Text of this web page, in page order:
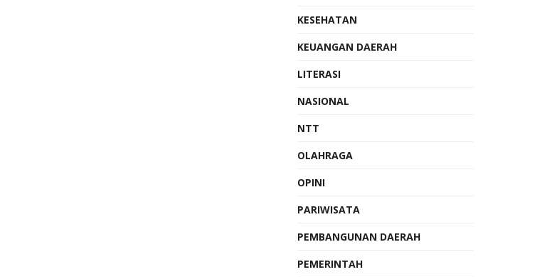
KESEHATAN
KEUANGAN DAERAH
LITERASI
NASIONAL
NTT
OLAHRAGA
OPINI
PARIWISATA
PEMBANGUNAN DAERAH
PEMERINTAH